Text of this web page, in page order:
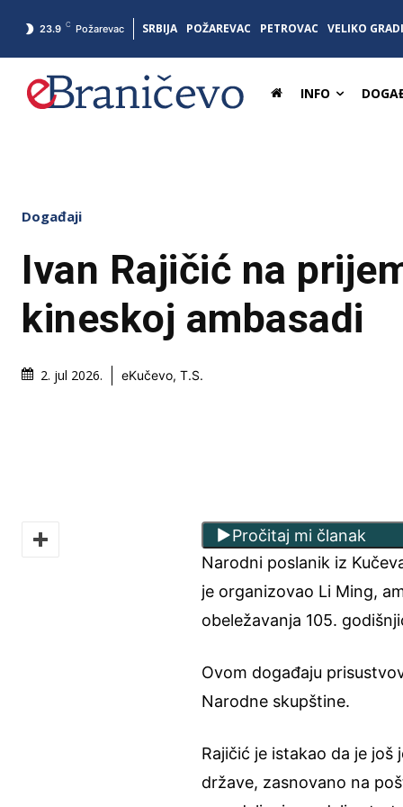
23.9 C Požarevac SRBIJA POŽAREVAC PETROVAC VELIKO
INFO
Događaji
Ivan Rajičić na
kineskoj ambasadi
2. jul 2026. eKučevo, T.S.
Pročitaj mi članak
Narodni poslanik iz
je organizovao Li Ming,
obeležavanja 105.
Ovom događaju
Narodne skupštine.
Rajičić je istakao da je
države, zasnovano na